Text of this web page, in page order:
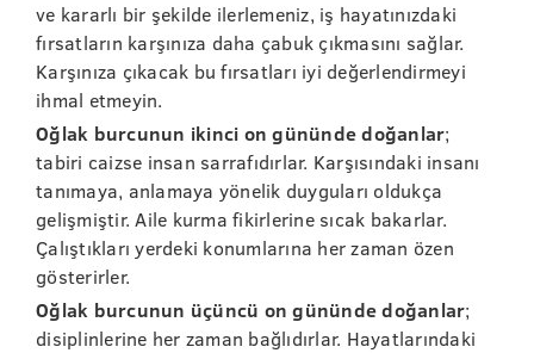
ve kararlı bir şekilde ilerlemeniz, iş hayatınızdaki
fırsatların karşınıza daha çabuk çıkmasını sağlar.
Karşınıza çıkacak bu fırsatları iyi değerlendirmeyi
ihmal etmeyin.
Oğlak burcunun ikinci on gününde doğanlar;
tabiri caizse insan sarrafıdırlar. Karşısındaki insanı
tanımaya, anlamaya yönelik duyguları oldukça
gelişmiştir. Aile kurma fikirlerine sıcak bakarlar.
Çalıştıkları yerdeki konumlarına her zaman özen
gösterirler.
Oğlak burcunun üçüncü on gününde doğanlar;
disiplinlerine her zaman bağlıdırlar. Hayatlarındaki